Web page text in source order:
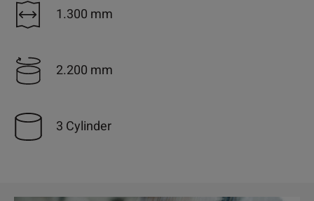
1.300 mm
2.200 mm
3 Cylinder